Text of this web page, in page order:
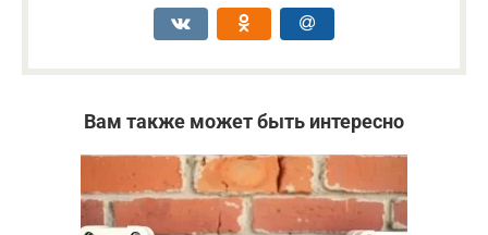
Вам также может быть интересно